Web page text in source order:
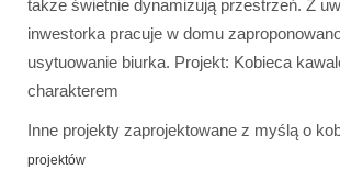
także świetnie dynamizują przestrzeń. Z
inwestorka pracuje w domu
usytuowanie biurka. Projekt: Kobieca
charakterem
Inne projekty zaprojektowane z myślą o
projektów